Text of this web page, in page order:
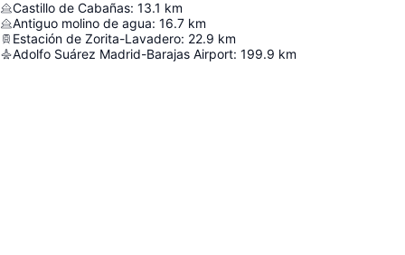
Castillo de Cabañas: 13.1 km
Antiguo molino de agua: 16.7 km
Estación de Zorita-Lavadero: 22.9 km
Adolfo Suárez Madrid-Barajas Airport: 199.9 km